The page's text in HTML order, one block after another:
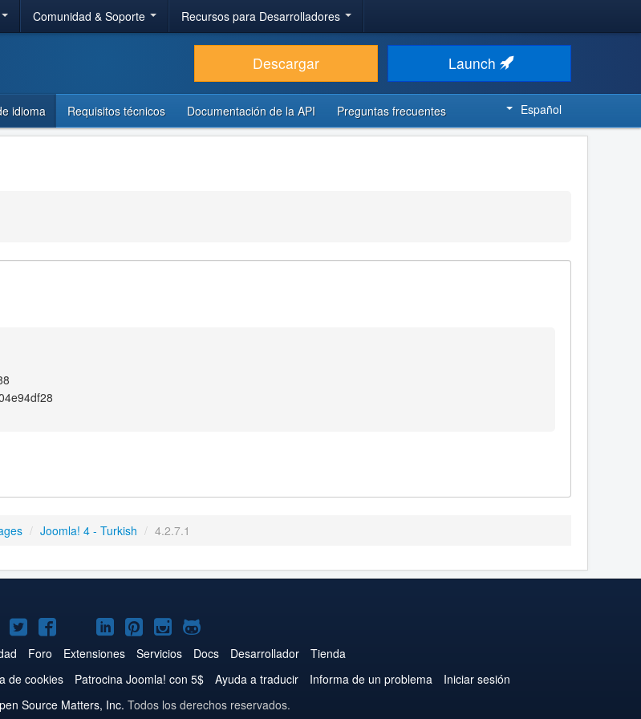
Comunidad & Soporte Recursos para Desarrolladores
Descargar Launch
idioma Requisitos técnicos Documentación de la API Preguntas frecuentes Español
/ Joomla! 4 - Turkish / 4.2.7.1
Joomla!
en
Twitter
Joomla!
en
Facebook
Joomla!
en
YouTube
Joomla!
en
LinkedIn
Joomla!
en
Pinterest
Joomla!
en
Instagram
Joomla!
en
GitHub
Foro Extensiones Servicios Docs Desarrollador
Tienda
de cookies Patrocina Joomla! con 5$ Ayuda a traducir Informa de un problema
Iniciar sesión
Source Matters, Inc. Todos los derechos reservados.